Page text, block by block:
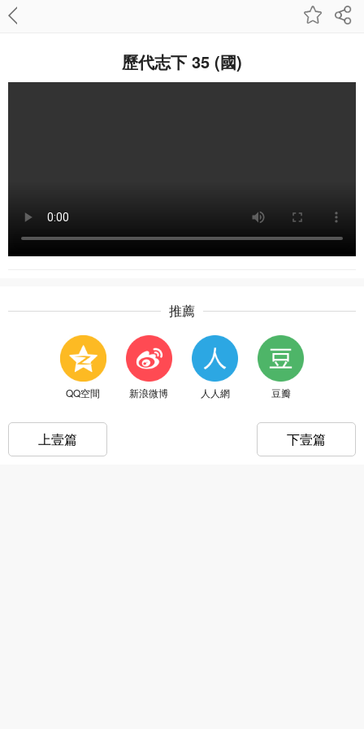
歷代志下 35 (國)
推薦
QQ空間 新浪微博 人人網 豆瓣
上壹篇 下壹篇